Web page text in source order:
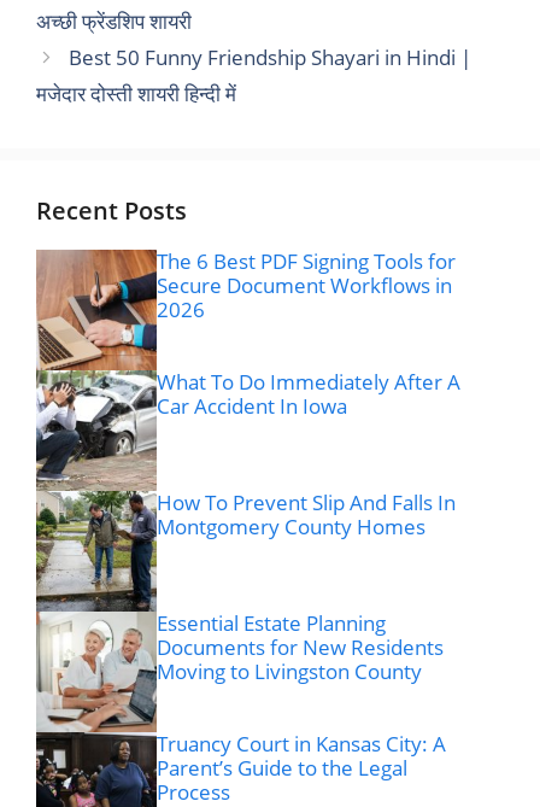
अच्छी फ्रेंडशिप शायरी
Best 50 Funny Friendship Shayari in Hindi |
मजेदार दोस्ती शायरी हिन्दी में
Recent Posts
The 6 Best PDF Signing Tools for
Secure Document Workflows in
2026
What To Do Immediately After A
Car Accident In Iowa
How To Prevent Slip And Falls In
Montgomery County Homes
Essential Estate Planning
Documents for New Residents
Moving to Livingston County
Truancy Court in Kansas City: A
Parent’s Guide to the Legal
Process